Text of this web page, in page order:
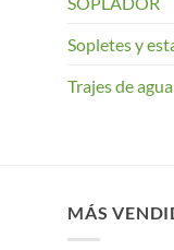
Sopletes y
Trajes de agua
MÁS